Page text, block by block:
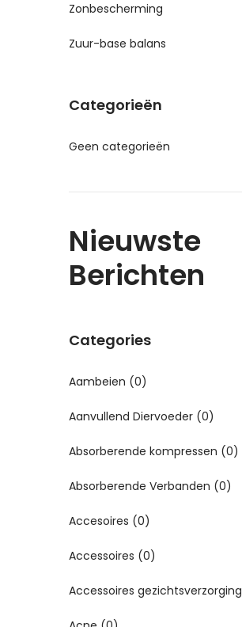
Zonbescherming
Zuur-base balans
Categorieën
Geen categorieën
Nieuwste
Berichten
Categories
Aambeien (0)
Aanvullend Diervoeder (0)
Absorberende kompressen (0)
Absorberende Verbanden (0)
Accesoires (0)
Accessoires (0)
Accessoires gezichtsverzorging